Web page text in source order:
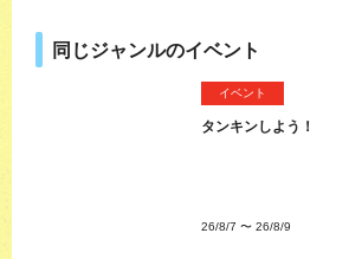
同じジャンルのイベント
イベント
タンキンしよう！
26/8/7 〜 26/8/9